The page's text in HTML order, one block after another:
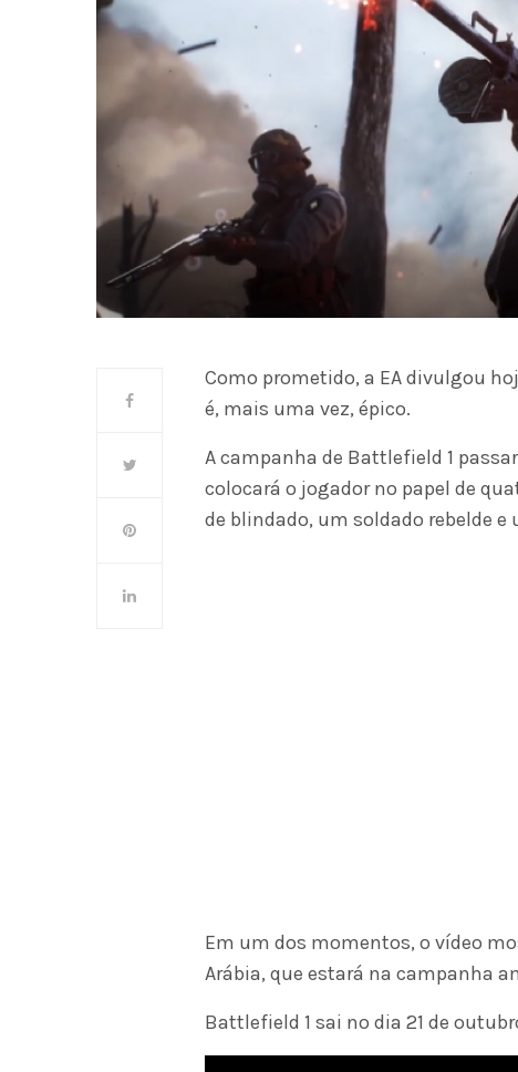
Como prometido, a EA divulgou
é, mais uma vez, épico.
A campanha de Battlefield 1
colocará o jogador no papel de
de blindado, um soldado rebelde e
Em um dos momentos, o vídeo
Arábia, que estará na campanha
Battlefield 1 sai no dia 21 de